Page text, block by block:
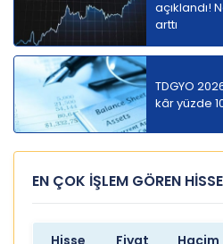
açıklandı!
arttı
TDGYO
kâr yüzde
EN ÇOK İŞLEM GÖREN